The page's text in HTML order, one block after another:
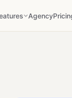
Agency